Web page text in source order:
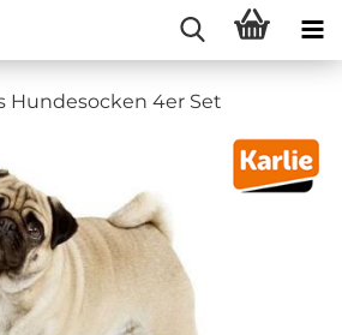
Hundesocken 4er Set